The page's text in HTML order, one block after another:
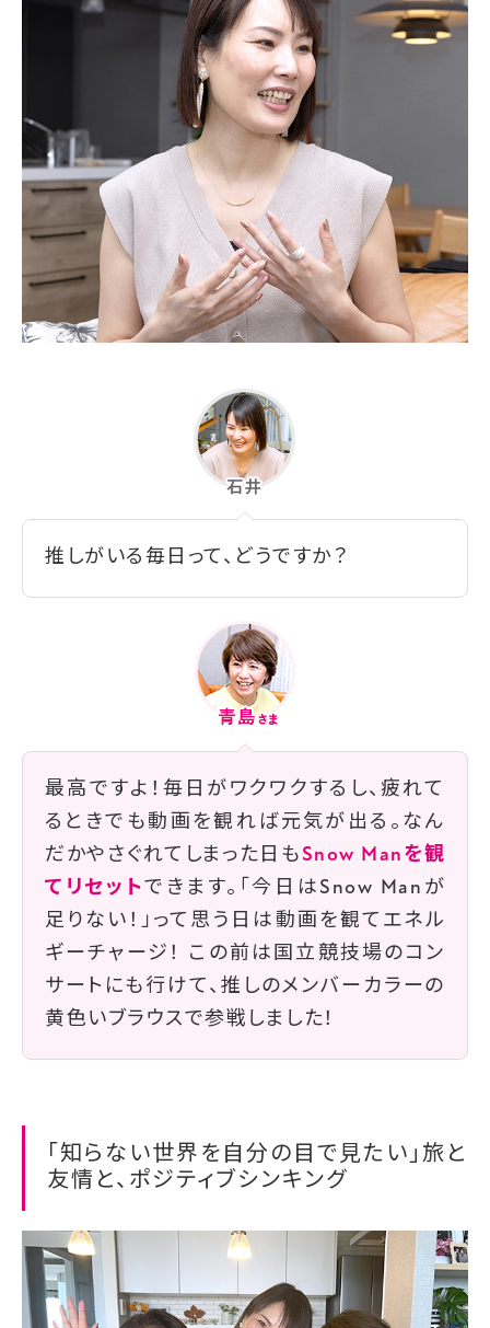
推しがいる毎日って、どうですか？
最高ですよ！毎日がワクワクするし、疲れて
るときでも動画を観れば元気が出る。なん
だかやさぐれてしまった日も Snow Manを観
てリセットできます。「今日はSnow Manが
足りない！」って思う日は動画を観てエネル
ギーチャージ！ この前は国立競技場のコン
サートにも行けて、推しのメンバーカラーの
黄色いブラウスで参戦しました！
「知らない世界を自分の目で見たい」旅と
友情と、ポジティブシンキング